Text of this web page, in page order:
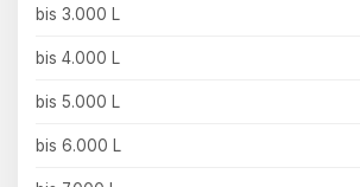
bis 3.000 L
bis 4.000 L
bis 5.000 L
bis 6.000 L